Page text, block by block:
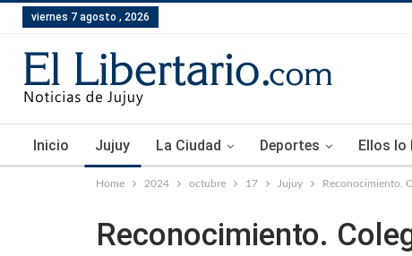
viernes 7 agosto , 2026
Inicio Jujuy La Ciudad Deportes Ellos lo
Home 2024 octubre 17 Jujuy Reconocimiento.
Reconocimiento.